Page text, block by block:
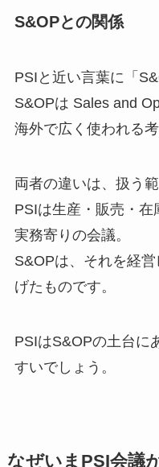
S&OPとの関係
PSIと近い言葉に「
S&OPは Sales and
海外で広く使われる考
両者の違いは、扱う
PSIは生産・販売・
実務寄りの会議。
S&OPは、それを経
げたものです。
PSIはS&OPの土台に
すいでしょう。
なぜいまPSI会議